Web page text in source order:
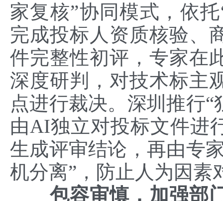
家复核”协同模式，依
完成投标人资质核验、
件完整性初评，专家在
深度研判，对技术标主
点进行裁决。深圳推行
由AI独立对投标文件进
生成评审结论，再由专
机分离”，防止人为因素
包容审慎，加强部